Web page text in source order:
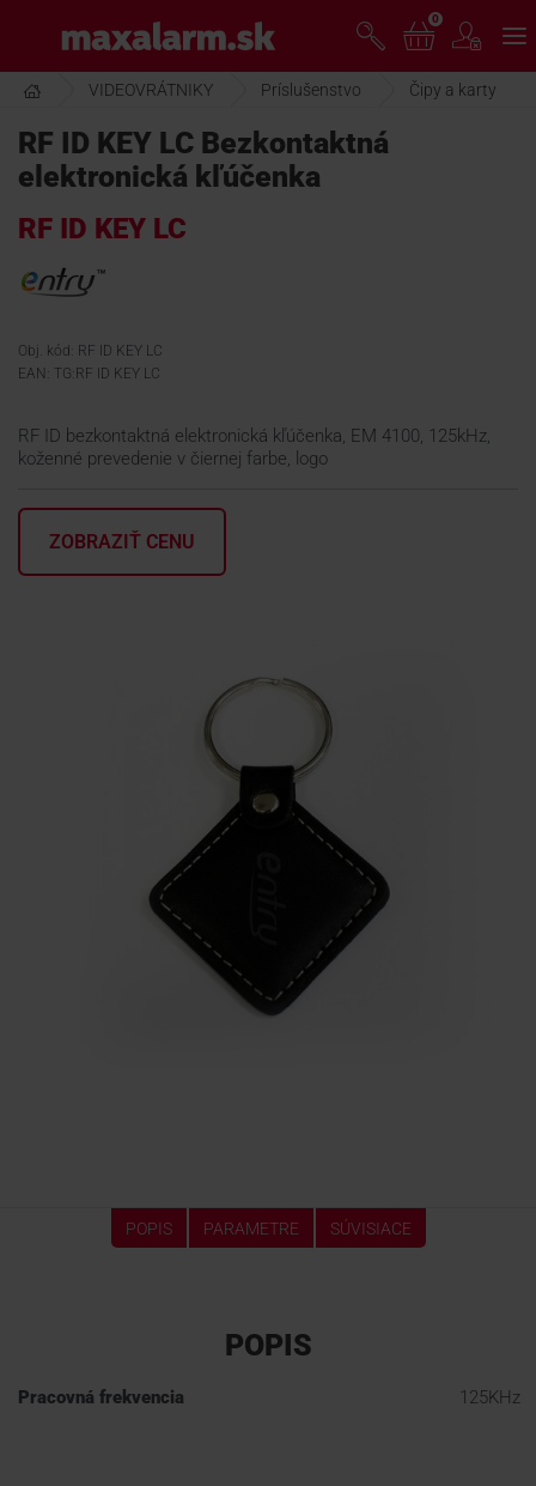
hlavnému
obsahu
www.maxalarm.sk
AKCIA MESIACA
PRODUKTY
SPOLOČNOSŤ
ŠKOLENIE
PODPORA
0
VIDEOVRÁTNIKY Príslušenstvo Čipy a karty
RF ID KEY LC Bezkontaktná
elektronická kľúčenka
RF ID KEY LC
Obj. kód: RF ID KEY LC
EAN: TG:RF ID KEY LC
RF ID bezkontaktná elektronická kľúčenka, EM 4100, 125kHz,
koženné prevedenie v čiernej farbe, logo
ZOBRAZIŤ CENU
POPIS PARAMETRE SÚVISIACE
POPIS
Pracovná frekvencia 125KHz